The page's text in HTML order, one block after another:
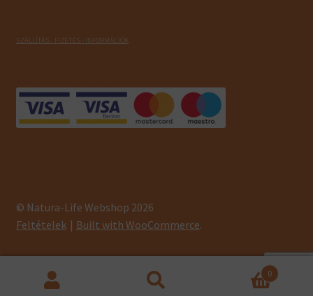
SZÁLLÍTÁS - FIZETÉS - INFORMÁCIÓK
© Natura-Life Webshop 2026
Feltételek
Built with WooCommerce.
Keresés
0